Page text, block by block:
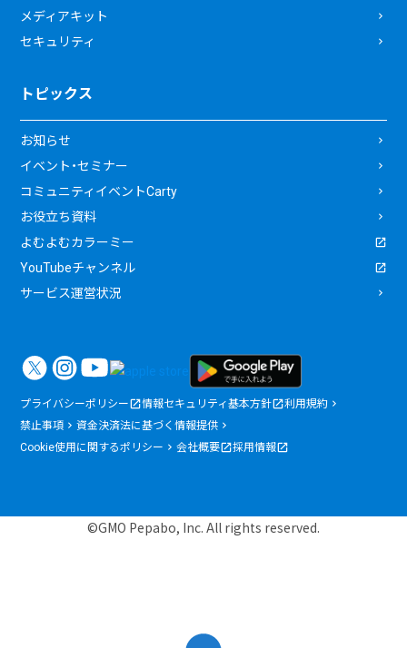
メディアキット
セキュリティ
トピックス
お知らせ
イベント・セミナー
コミュニティイベントCarty
お役立ち資料
よむよむカラーミー
YouTubeチャンネル
サービス運営状況
プライバシーポリシー 情報セキュリティ基本方針
利用規約
禁止事項
資金決済法に基づく情報提供
Cookie使用に関するポリシー
会社概要 採用情報
©GMO Pepabo, Inc. All rights reserved.